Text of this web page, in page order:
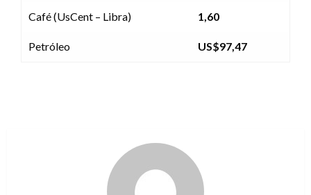
Café (UsCent – Libra) 1,60
Petróleo US$97,47